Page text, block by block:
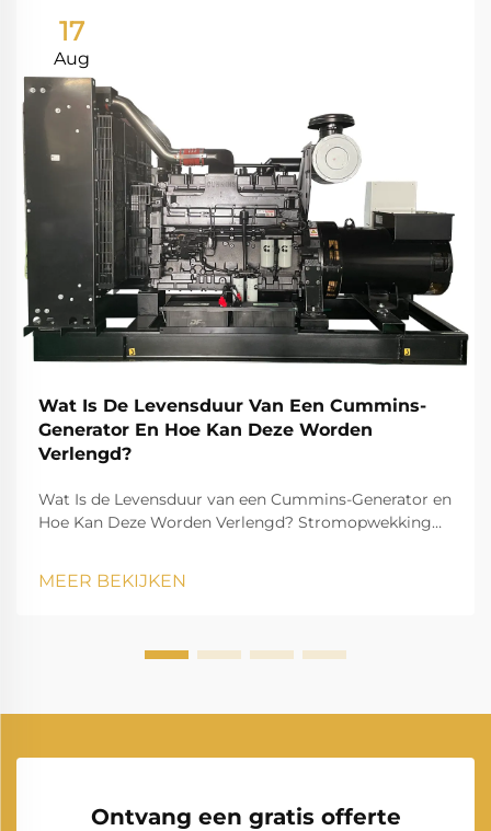
17
Aug
Wat Is De Levensduur Van Een Cummins-
Generator En Hoe Kan Deze Worden
Verlengd?
Wat Is de Levensduur van een Cummins-Generator en
Hoe Kan Deze Worden Verlengd? Stromopwekking
zorginstellingen en industrieën zonder onderbreking
MEER BEKIJKEN
Ontvang een gratis offerte